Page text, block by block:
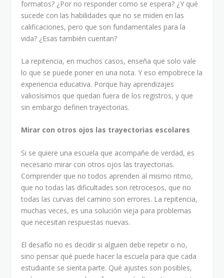
formatos? ¿Por no responder como se espera? ¿Y qué
sucede con las habilidades que no se miden en las
calificaciones, pero que son fundamentales para la
vida? ¿Esas también cuentan?
La repitencia, en muchos casos, enseña que solo vale
lo que se puede poner en una nota. Y eso empobrece la
experiencia educativa. Porque hay aprendizajes
valiosísimos que quedan fuera de los registros, y que
sin embargo definen trayectorias.
Mirar con otros ojos las trayectorias escolares
Si se quiere una escuela que acompañe de verdad, es
necesario mirar con otros ojos las trayectorias.
Comprender que no todos aprenden al mismo ritmo,
que no todas las dificultades son retrocesos, que no
todas las curvas del camino son errores. La repitencia,
muchas veces, es una solución vieja para problemas
que necesitan respuestas nuevas.
El desafío no es decidir si alguien debe repetir o no,
sino pensar qué puede hacer la escuela para que cada
estudiante se sienta parte. Qué ajustes son posibles,